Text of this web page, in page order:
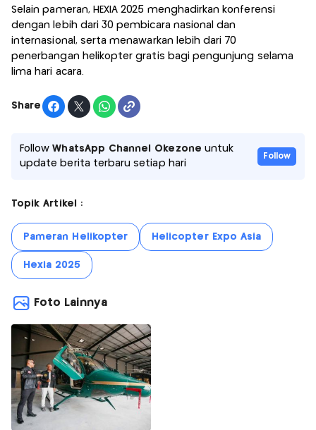
Selain pameran, HEXIA 2025 menghadirkan konferensi
dengan lebih dari 30 pembicara nasional dan
internasional, serta menawarkan lebih dari 70
penerbangan helikopter gratis bagi pengunjung selama
lima hari acara.
Share
FollowWhatsApp Channel Okezone untuk
update berita terbaru setiap hari
Follow
Topik Artikel :
Pameran Helikopter Helicopter Expo Asia
Hexia 2025
Foto Lainnya